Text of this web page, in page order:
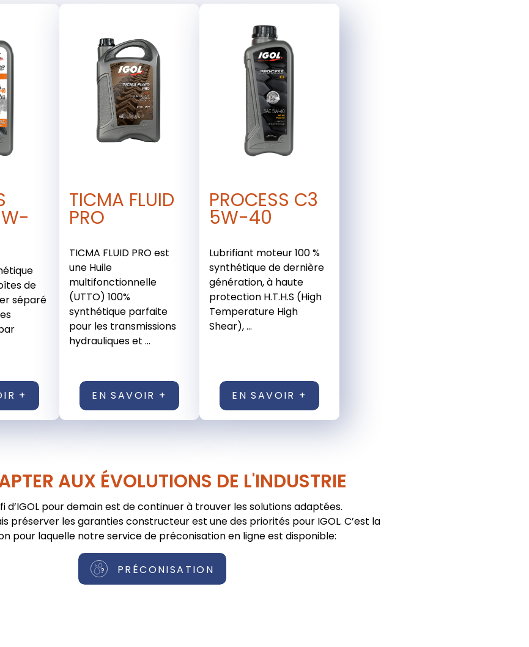
de
séparé
+
TICMA FLUID
PRO
TICMA FLUID PRO est
une Huile
multifonctionnelle
(UTTO) 100%
synthétique parfaite
pour les transmissions
hydrauliques et ...
EN SAVOIR +
PROCESS C3
5W-40
Lubrifiant moteur 100 %
synthétique de dernière
génération, à haute
protection H.T.H.S (High
Temperature High
Shear), ...
EN SAVOIR +
AUX ÉVOLUTIONS DE L'INDUSTRIE
d’IGOL pour demain est de continuer à trouver les solutions adaptées.
préserver les garanties constructeur est une des priorités pour IGOL. C’est la
pour laquelle notre service de préconisation en ligne est disponible:
PRÉCONISATION